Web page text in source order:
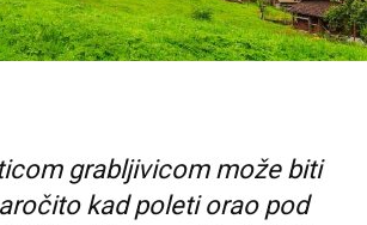
grabljivicom može biti
kad poleti orao pod